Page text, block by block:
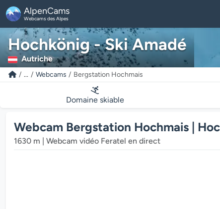
AlpenCams
Webcams des Alpes
Hochkönig - Ski Amadé
Autriche
... Webcams Bergstation Hochmais
Domaine skiable
Webcam Bergstation Hochmais |
1630 m | Webcam vidéo Feratel en direct